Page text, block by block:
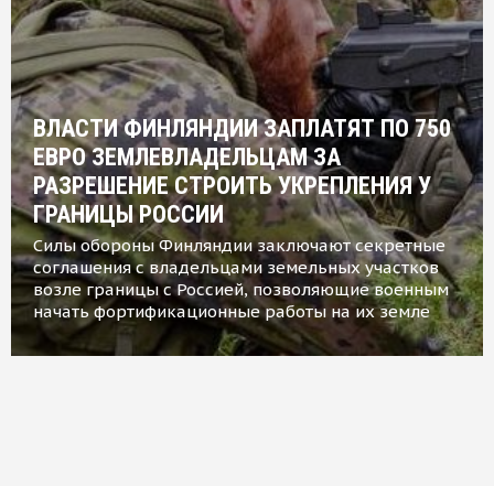
ВЛАСТИ ФИНЛЯНДИИ ЗАПЛАТЯТ ПО 750
ЕВРО ЗЕМЛЕВЛАДЕЛЬЦАМ ЗА
РАЗРЕШЕНИЕ СТРОИТЬ УКРЕПЛЕНИЯ У
ГРАНИЦЫ РОССИИ
Силы обороны Финляндии заключают секретные
соглашения с владельцами земельных участков
возле границы с Россией, позволяющие военным
начать фортификационные работы на их земле